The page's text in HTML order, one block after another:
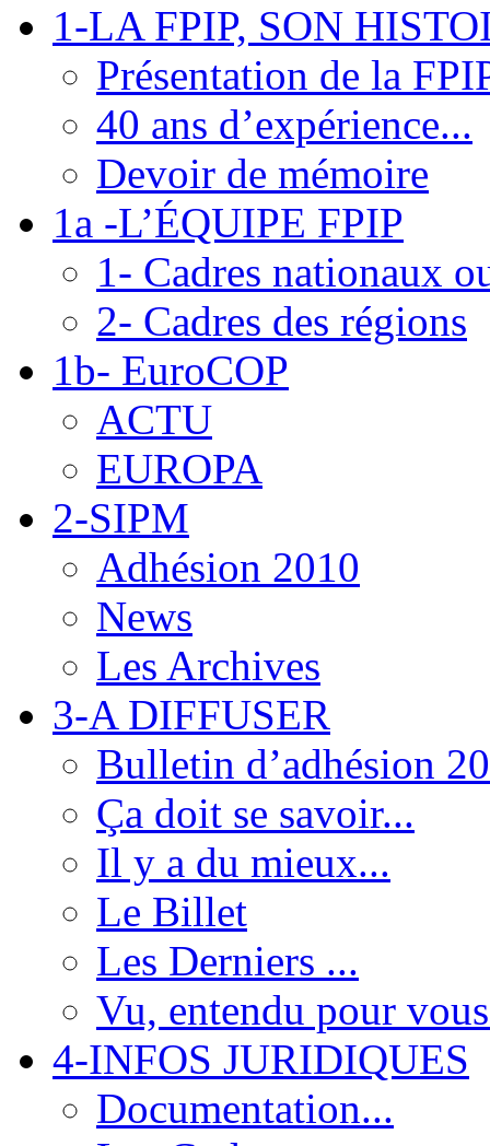
1-LA FPIP, SON
Présentation de la
40 ans d’expérience...
Devoir de mémoire
1a -L’ÉQUIPE FPIP
1- Cadres nationaux
2- Cadres des régions
1b- EuroCOP
ACTU
EUROPA
2-SIPM
Adhésion 2010
News
Les Archives
3-A DIFFUSER
Bulletin d’adhésion
Ça doit se savoir...
Il y a du mieux...
Le Billet
Les Derniers ...
Vu, entendu pour
4-INFOS JURIDIQUES
Documentation...